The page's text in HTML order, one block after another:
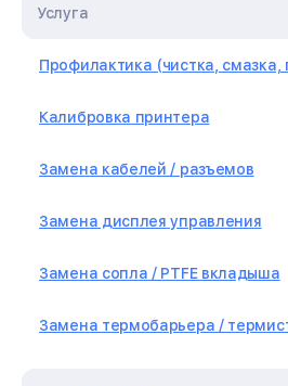
Услуга
Профилактика (чистка, смазка,
Калибровка принтера
Замена кабелей / разъемов
Замена дисплея управления
Замена сопла / PTFE вкладыша
Замена термобарьера /